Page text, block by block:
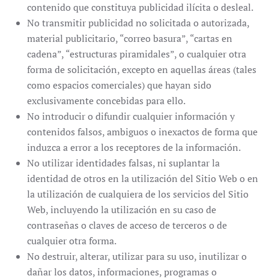
contenido que constituya publicidad ilícita o desleal.
No transmitir publicidad no solicitada o autorizada,
material publicitario, “correo basura”, “cartas en
cadena”, “estructuras piramidales”, o cualquier otra
forma de solicitación, excepto en aquellas áreas (tales
como espacios comerciales) que hayan sido
exclusivamente concebidas para ello.
No introducir o difundir cualquier información y
contenidos falsos, ambiguos o inexactos de forma que
induzca a error a los receptores de la información.
No utilizar identidades falsas, ni suplantar la
identidad de otros en la utilización del Sitio Web o en
la utilización de cualquiera de los servicios del Sitio
Web, incluyendo la utilización en su caso de
contraseñas o claves de acceso de terceros o de
cualquier otra forma.
No destruir, alterar, utilizar para su uso, inutilizar o
dañar los datos, informaciones, programas o